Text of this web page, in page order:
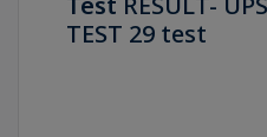
TEST 29 test